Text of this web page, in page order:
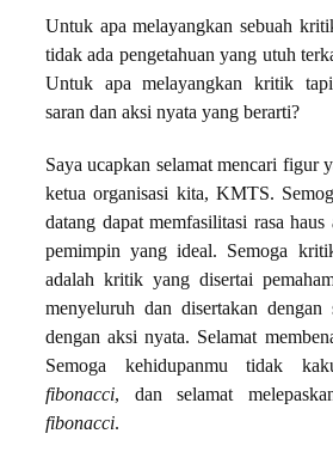
Untuk apa melayangkan sebuah
tidak ada pengetahuan yang utuh
Untuk apa melayangkan kritik
saran dan aksi nyata yang berarti?
Saya ucapkan selamat mencari figur
ketua organisasi kita, KMTS.
datang dapat memfasilitasi rasa
pemimpin yang ideal. Semoga
adalah kritik yang disertai
menyeluruh dan disertakan dengan
dengan aksi nyata. Selamat
Semoga kehidupanmu tidak
fibonacci, dan selamat
fibonacci.